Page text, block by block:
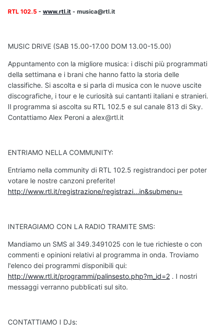
RTL 102.5 - www.rtl.it - musica@rtl.it
MUSIC DRIVE (SAB 15.00-17.00 DOM 13.00-15.00)
Appuntamento con la migliore musica: i dischi più programmati
della settimana e i brani che hanno fatto la storia delle
classifiche. Si ascolta e si parla di musica con le nuove uscite
discografiche, i tour e le curiosità sui cantanti italiani e stranieri.
Il programma si ascolta su RTL 102.5 e sul canale 813 di Sky.
Contattiamo Alex Peroni a alex@rtl.it
ENTRIAMO NELLA COMMUNITY:
Entriamo nella community di RTL 102.5 registrandoci per poter
votare le nostre canzoni preferite!
http://www.rtl.it/registrazione/registrazi...in&submenu=
INTERAGIAMO CON LA RADIO TRAMITE SMS:
Mandiamo un SMS al 349.3491025 con le tue richieste o con
commenti e opinioni relativi al programma in onda. Troviamo
l'elenco dei programmi disponibili qui:
http://www.rtl.it/programmi/palinsesto.php?m_id=2 . I nostri
messaggi verranno pubblicati sul sito.
CONTATTIAMO I DJs: